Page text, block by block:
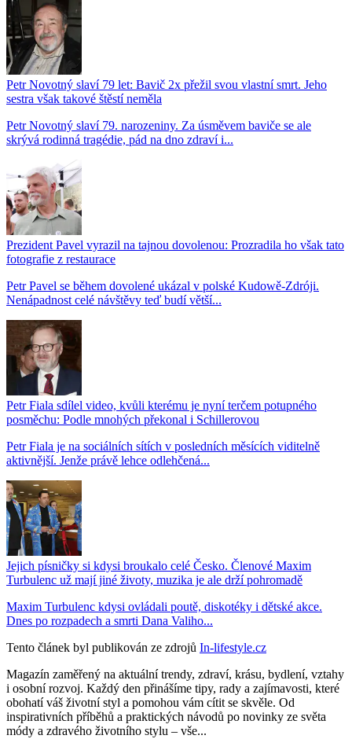
Petr Novotný slaví 79 let: Bavič 2x přežil svou vlastní smrt. Jeho
sestra však takové štěstí neměla
Petr Novotný slaví 79. narozeniny. Za úsměvem baviče se ale
skrývá rodinná tragédie, pád na dno zdraví i...
Prezident Pavel vyrazil na tajnou dovolenou: Prozradila ho však tato
fotografie z restaurace
Petr Pavel se během dovolené ukázal v polské Kudowě-Zdróji.
Nenápadnost celé návštěvy teď budí větší...
Petr Fiala sdílel video, kvůli kterému je nyní terčem potupného
posměchu: Podle mnohých překonal i Schillerovou
Petr Fiala je na sociálních sítích v posledních měsících viditelně
aktivnější. Jenže právě lehce odlehčená...
Jejich písničky si kdysi broukalo celé Česko. Členové Maxim
Turbulenc už mají jiné životy, muzika je ale drží pohromadě
Maxim Turbulenc kdysi ovládali poutě, diskotéky i dětské akce.
Dnes po rozpadech a smrti Dana Valiho...
Tento článek byl publikován ze zdrojů In-lifestyle.cz
Magazín zaměřený na aktuální trendy, zdraví, krásu, bydlení, vztahy
i osobní rozvoj. Každý den přinášíme tipy, rady a zajímavosti, které
obohatí váš životní styl a pomohou vám cítit se skvěle. Od
inspirativních příběhů a praktických návodů po novinky ze světa
módy a zdravého životního stylu – vše...